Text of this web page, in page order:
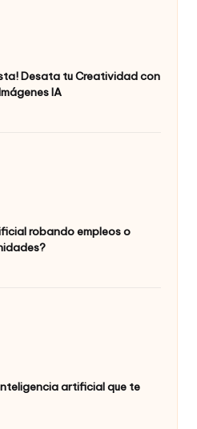
Desata tu Creatividad con
IA
robando empleos o
artificial que te